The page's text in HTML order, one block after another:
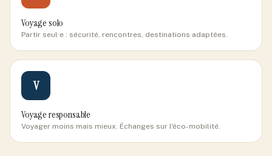
Voyage solo
Partir seul·e : sécurité, rencontres, destinations adaptées.
V
Voyage responsable
Voyager moins mais mieux. Échanges sur l'éco-mobilité.